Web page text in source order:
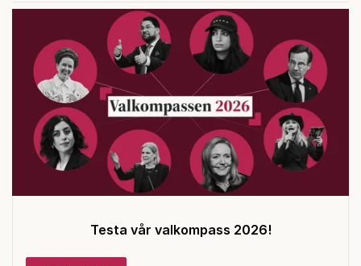
Testa vår valkompass 2026!